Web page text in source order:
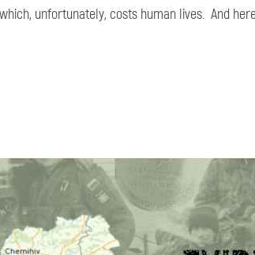
unfortunately, costs human lives. And